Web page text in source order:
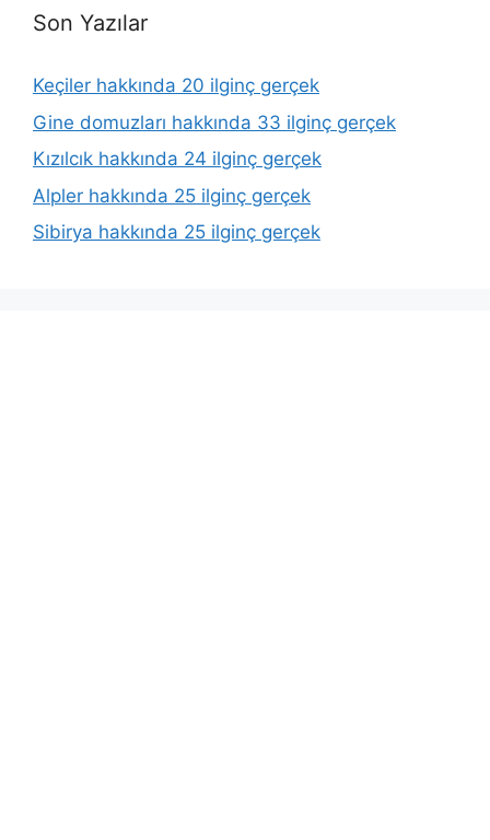
Son Yazılar
Keçiler hakkında 20 ilginç gerçek
Gine domuzları hakkında 33 ilginç gerçek
Kızılcık hakkında 24 ilginç gerçek
Alpler hakkında 25 ilginç gerçek
Sibirya hakkında 25 ilginç gerçek